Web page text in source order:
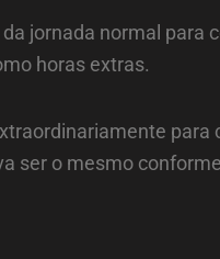
jornada normal para
horas extras.
ser o mesmo